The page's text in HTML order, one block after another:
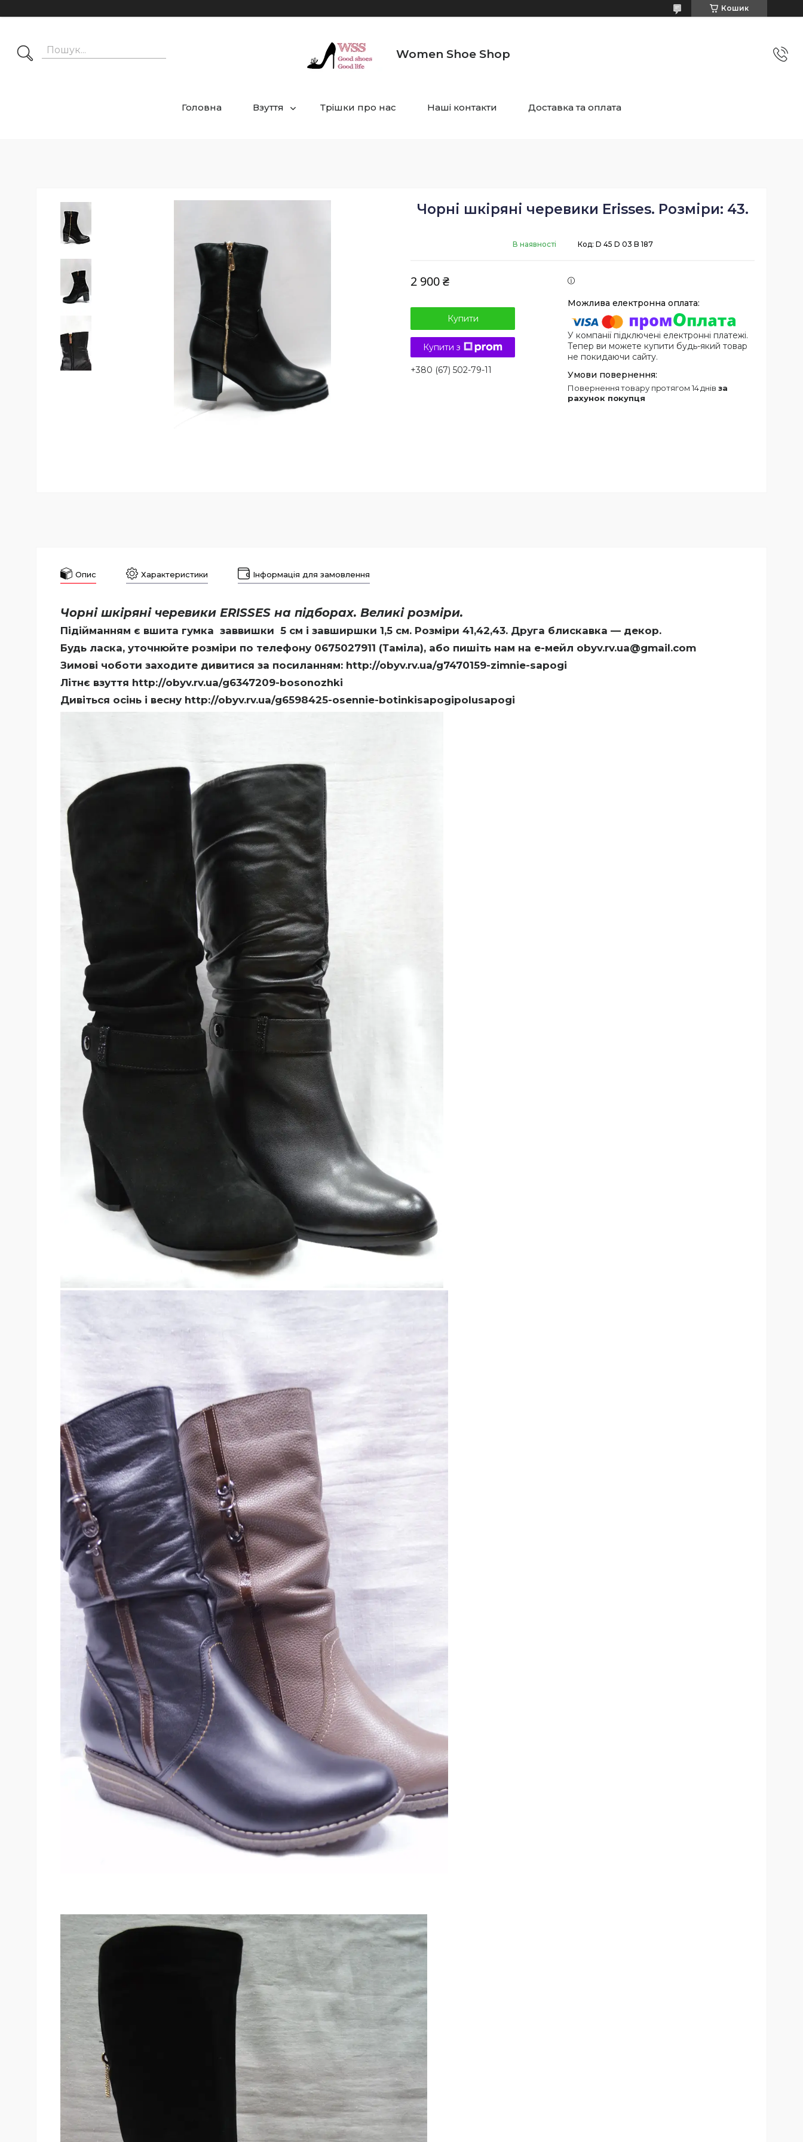
Кошик
Women Shoe Shop
Головна Взуття Трішки про нас Наші контакти Доставка та оплата
Чорні шкіряні черевики Erisses. Розміри: 43.
В наявності Код: D 45 D 03 B 187
2 900 ₴
Купити
Купити з
+380 (67) 502-79-11
У компанії підключені електронні платежі.
Тепер ви можете купити будь-який товар
не покидаючи сайту.
повернення товару протягом 14 днів за
рахунок покупця
Опис Характеристики Інформація для замовлення
Чорні шкіряні черевики ERISSES на підборах. Великі розміри.
Підійманням є вшита гумка заввишки 5 см і завширшки 1,5 см. Розміри 41,42,43. Друга блискавка — декор.
Будь ласка, уточнюйте розміри по телефону 0675027911 (Таміла), або пишіть нам на е-мейл obyv.rv.ua@gmail.com
Зимові чоботи заходите дивитися за посиланням: http://obyv.rv.ua/g7470159-zimnie-sapogi
Літнє взуття http://obyv.rv.ua/g6347209-bosonozhki
Дивіться осінь і весну http://obyv.rv.ua/g6598425-osennie-botinkisapogipolusapogi